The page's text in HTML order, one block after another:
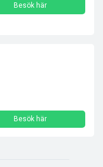
Besök här
Besök här